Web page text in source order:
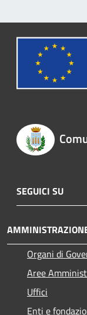
SEGUICI SU
Organi di
Aree
Uffici
Enti e